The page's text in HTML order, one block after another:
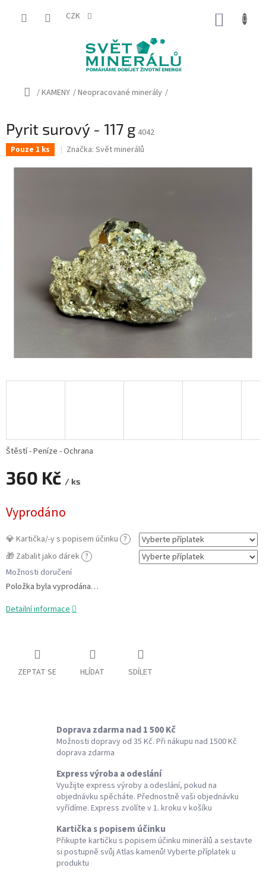
CZK
Domů
/KAMENY /Neopracované minerály /
Pyrit surový - 117 g 4042
Pouze 1 ks Značka: Svět minerálů
360 Kč / ks
cena:
Vyprodáno
💎 Kartička/-y s popisem účinku ?
🎁 Zabalit jako dárek ?
Možnosti doručení
Položka byla vyprodána…
Štěstí - Peníze - Ochrana
Detailní informace
ZEPTAT SE HLÍDAT SDÍLET
Doprava zdarma nad 1 500 Kč
Možnosti dopravy od 35 Kč. Při nákupu nad 1500 Kč
doprava zdarma
Express výroba a odeslání
Využijte express výroby a odeslání, pokud na
objednávku spěcháte. Přednostně vaši objednávku
vyřídíme. Express zvolíte v 1. kroku v košíku
Kartička s popisem účinku
Přikupte kartičku s popisem účinku minerálů a sestavte
si postupně svůj Atlas kamenů! Vyberte příplatek u
produktu